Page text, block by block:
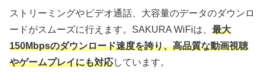
ストリーミングやビデオ通話、大容量のデータのダウンロ
ードがスムーズに行えます。SAKURA WiFiは、 最大
150Mbpsのダウンロード速度を誇り、高品質な動画視聴
やゲームプレイにも対応しています。